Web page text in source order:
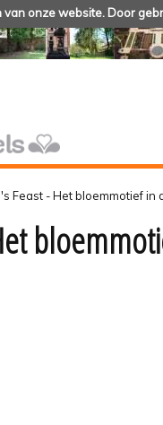
onze website. Door
Feast - Het bloemmotief in